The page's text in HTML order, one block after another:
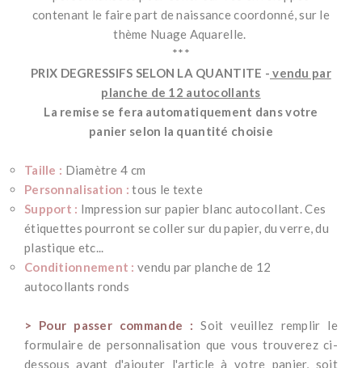
contenant le faire part de naissance coordonné, sur le
thème Nuage Aquarelle.
***
PRIX DEGRESSIFS SELON LA QUANTITE - vendu par
planche de 12 autocollants
La remise se fera automatiquement dans votre
panier selon la quantité choisie
Taille : Diamètre 4 cm
Personnalisation : tous le texte
Support : Impression sur papier blanc autocollant. Ces
étiquettes pourront se coller sur du papier, du verre, du
plastique etc...
Conditionnement : vendu par planche de 12
autocollants ronds
> Pour passer commande :Soit veuillez remplir le
formulaire de personnalisation que vous trouverez ci-
dessousavant d'ajouter l'article à votre panier, soit